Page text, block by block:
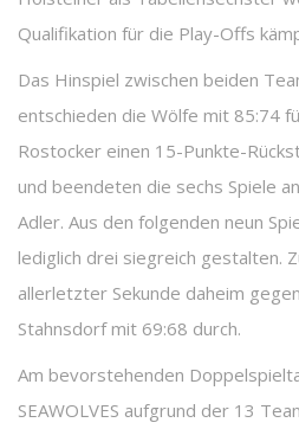
Qualifikation für die Play-Offs
Das Hinspiel zwischen beiden
entschieden die Wölfe mit 85:74
Rostocker einen 15-Punkte-
und beendeten die sechs Spiele
Adler. Aus den folgenden neun
lediglich drei siegreich gestalten.
allerletzter Sekunde daheim
Stahnsdorf mit 69:68 durch.
Am bevorstehenden
SEAWOLVES aufgrund der 13